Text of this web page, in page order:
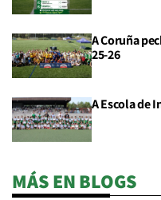
A Coruña
25-26
A Escola de
MÁS EN BLOGS